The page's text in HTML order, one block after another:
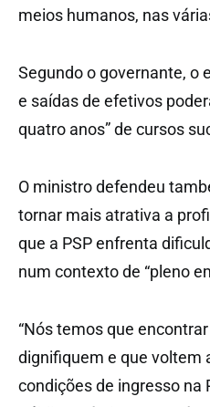
meios humanos, nas
Segundo o governante, o
e saídas de efetivos
quatro anos” de cursos
O ministro defendeu
tornar mais atrativa a
que a PSP enfrenta
num contexto de “pleno
“Nós temos que
dignifiquem e que voltem
condições de ingresso na